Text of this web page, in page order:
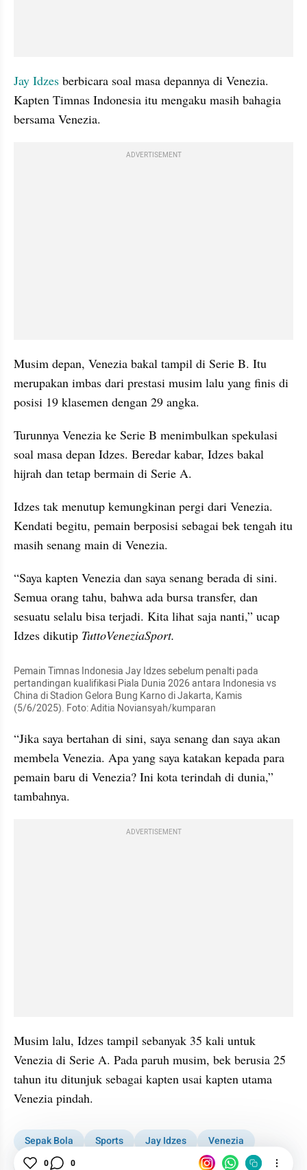
Jay Idzes berbicara soal masa depannya di Venezia.
Kapten Timnas Indonesia itu mengaku masih bahagia
bersama Venezia.
ADVERTISEMENT
Musim depan, Venezia bakal tampil di Serie B. Itu
merupakan imbas dari prestasi musim lalu yang finis di
posisi 19 klasemen dengan 29 angka.
Turunnya Venezia ke Serie B menimbulkan spekulasi
soal masa depan Idzes. Beredar kabar, Idzes bakal
hijrah dan tetap bermain di Serie A.
Idzes tak menutup kemungkinan pergi dari Venezia.
Kendati begitu, pemain berposisi sebagai bek tengah itu
masih senang main di Venezia.
“Saya kapten Venezia dan saya senang berada di sini.
Semua orang tahu, bahwa ada bursa transfer, dan
sesuatu selalu bisa terjadi. Kita lihat saja nanti,” ucap
Idzes dikutip TuttoVeneziaSport.
Pemain Timnas Indonesia Jay Idzes sebelum penalti pada
pertandingan kualifikasi Piala Dunia 2026 antara Indonesia vs
China di Stadion Gelora Bung Karno di Jakarta, Kamis
(5/6/2025). Foto: Aditia Noviansyah/kumparan
“Jika saya bertahan di sini, saya senang dan saya akan
membela Venezia. Apa yang saya katakan kepada para
pemain baru di Venezia? Ini kota terindah di dunia,”
tambahnya.
ADVERTISEMENT
Musim lalu, Idzes tampil sebanyak 35 kali untuk
Venezia di Serie A. Pada paruh musim, bek berusia 25
tahun itu ditunjuk sebagai kapten usai kapten utama
Venezia pindah.
Sepak Bola Sports Jay Idzes
Venezia
Bursa Transfer
0 0